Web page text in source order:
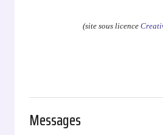
(site sous licence
Messages